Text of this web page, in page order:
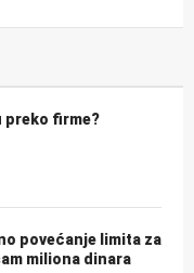
preko firme?
povećanje limita za
miliona dinara